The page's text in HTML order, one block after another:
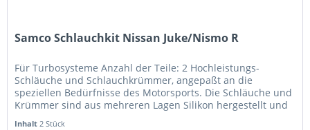
Samco Schlauchkit Nissan Juke/Nismo R
Für Turbosysteme Anzahl der Teile: 2 Hochleistungs-
Schläuche und Schlauch­krümmer, ange­­paßt an die
speziellen Bedürfnisse des Motorsports. Die Schläuche und
Krümmer sind aus mehreren Lagen Silikon hergestellt und
Inhalt2 Stück